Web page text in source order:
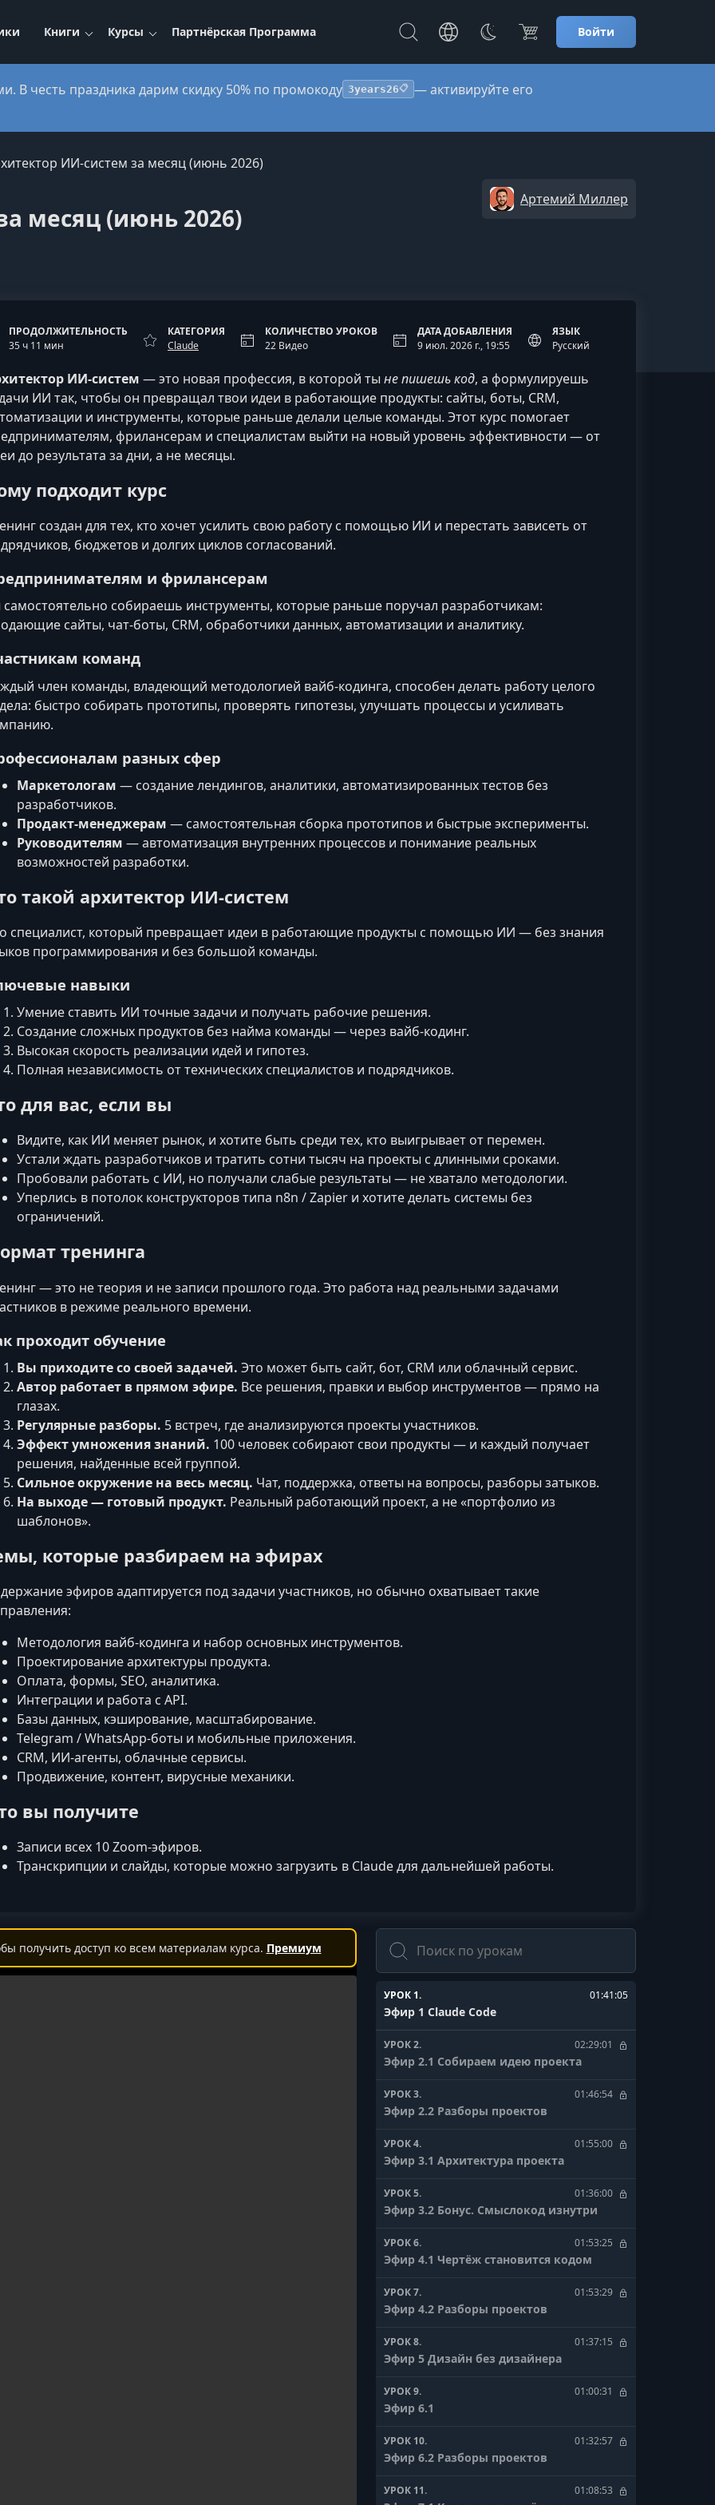
Книги Курсы Партнёрская Программа Войти
В честь праздника дарим скидку 50% по промокоду 3years26📋 — активируйте его
ИИ-систем за месяц (июнь 2026)
месяц (июнь 2026)
Артемий Миллер
ПРОДОЛЖИТЕЛЬНОСТЬ
35 ч 11 мин
КАТЕГОРИЯ
Claude
КОЛИЧЕСТВО УРОКОВ
22 Видео
ДАТА ДОБАВЛЕНИЯ
9 июл. 2026 г., 19:55
ЯЗЫК
Русский
ИИ‑систем — это новая профессия, в которой ты не пишешь код, а формулируешь
ИИ так, чтобы он превращал твои идеи в работающие продукты: сайты, боты, CRM,
и инструменты, которые раньше делали целые команды. Этот курс помогает
фрилансерам и специалистам выйти на новый уровень эффективности — от
до результата за дни, а не месяцы.
подходит курс
создан для тех, кто хочет усилить свою работу с помощью ИИ и перестать зависеть от
бюджетов и долгих циклов согласований.
и фрилансерам
самостоятельно собираешь инструменты, которые раньше поручал разработчикам:
сайты, чат-боты, CRM, обработчики данных, автоматизации и аналитику.
команд
член команды, владеющий методологией вайб-кодинга, способен делать работу целого
быстро собирать прототипы, проверять гипотезы, улучшать процессы и усиливать
разных сфер
Маркетологам — создание лендингов, аналитики, автоматизированных тестов без
разработчиков.
Продакт-менеджерам — самостоятельная сборка прототипов и быстрые эксперименты.
Руководителям — автоматизация внутренних процессов и понимание реальных
возможностей разработки.
такой архитектор ИИ‑систем
специалист, который превращает идеи в работающие продукты с помощью ИИ — без знания
программирования и без большой команды.
навыки
Умение ставить ИИ точные задачи и получать рабочие решения.
Создание сложных продуктов без найма команды — через вайб-кодинг.
Высокая скорость реализации идей и гипотез.
Полная независимость от технических специалистов и подрядчиков.
для вас, если вы
Видите, как ИИ меняет рынок, и хотите быть среди тех, кто выигрывает от перемен.
Устали ждать разработчиков и тратить сотни тысяч на проекты с длинными сроками.
Пробовали работать с ИИ, но получали слабые результаты — не хватало методологии.
Уперлись в потолок конструкторов типа n8n / Zapier и хотите делать системы без
ограничений.
тренинга
— это не теория и не записи прошлого года. Это работа над реальными задачами
в режиме реального времени.
проходит обучение
Вы приходите со своей задачей. Это может быть сайт, бот, CRM или облачный сервис.
Автор работает в прямом эфире. Все решения, правки и выбор инструментов — прямо на
глазах.
Регулярные разборы. 5 встреч, где анализируются проекты участников.
Эффект умножения знаний. 100 человек собирают свои продукты — и каждый получает
решения, найденные всей группой.
Сильное окружение на весь месяц. Чат, поддержка, ответы на вопросы, разборы затыков.
На выходе — готовый продукт. Реальный работающий проект, а не «портфолио из
шаблонов».
которые разбираем на эфирах
эфиров адаптируется под задачи участников, но обычно охватывает такие
Методология вайб-кодинга и набор основных инструментов.
Проектирование архитектуры продукта.
Оплата, формы, SEO, аналитика.
Интеграции и работа с API.
Базы данных, кэширование, масштабирование.
Telegram / WhatsApp‑боты и мобильные приложения.
CRM, ИИ‑агенты, облачные сервисы.
Продвижение, контент, вирусные механики.
вы получите
Записи всех 10 Zoom‑эфиров.
Транскрипции и слайды, которые можно загрузить в Claude для дальнейшей работы.
получить доступ ко всем материалам курса. Премиум
Поиск
УРОК 1. 01:41:05
Эфир 1 Claude Code
УРОК 2. 02:29:01
Эфир 2.1 Собираем идею проекта
УРОК 3. 01:46:54
Эфир 2.2 Разборы проектов
УРОК 4. 01:55:00
Эфир 3.1 Архитектура проекта
УРОК 5. 01:36:00
Эфир 3.2 Бонус. Смыслокод изнутри
УРОК 6. 01:53:25
Эфир 4.1 Чертёж становится кодом
УРОК 7. 01:53:29
Эфир 4.2 Разборы проектов
УРОК 8. 01:37:15
Эфир 5 Дизайн без дизайнера
УРОК 9. 01:00:31
Эфир 6.1
УРОК 10. 01:32:57
Эфир 6.2 Разборы проектов
УРОК 11. 01:08:53